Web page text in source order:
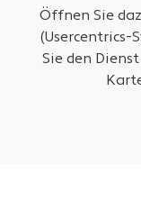
Öffnen Sie
(Usercentrics-
Sie den